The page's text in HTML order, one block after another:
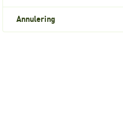
Annulering